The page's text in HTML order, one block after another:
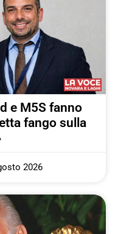
e M5S fanno
fango sulla
2026